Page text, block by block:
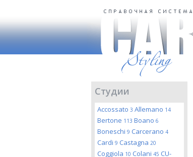
Студии
Accossato 3 Allemano 14
Bertone 113 Boano 6
Boneschi 9 Carcerano 4
Cardi 9 Castagna 20
Coggiola 10 Colani 45 CU-